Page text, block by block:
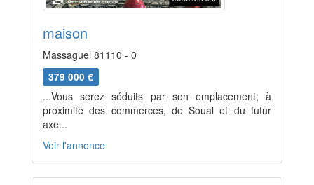
maison
Massaguel 81110 - 0
379 000 €
...Vous serez séduits par son emplacement, à
proximité des commerces, de Soual et du futur
axe...
Voir l'annonce